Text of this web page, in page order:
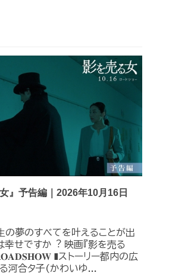
』予告編｜2026年10月16日
の夢のすべてを叶えることが出
幸せですか︖ 映画『影を売る
❚ストーリー都内の広
河合タ子(かわいゆ...